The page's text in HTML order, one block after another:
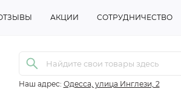
АКЦИИ СОТРУДНИЧЕСТВО
Наш адрес: Одесса, улица Инглези, 2